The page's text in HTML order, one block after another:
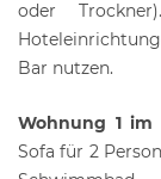
oder
Bar nutzen.
Wohnung 1 im
Sofa für 2